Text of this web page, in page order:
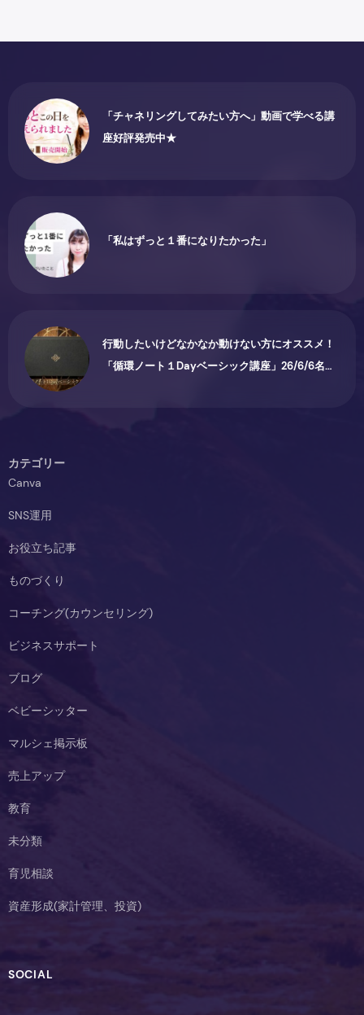
「チャネリングしてみたい方へ」動画で学べる講
座好評発売中★
「私はずっと１番になりたかった」
行動したいけどなかなか動けない方にオススメ！
「循環ノート１Dayベーシック講座」26/6/6名古
カテゴリー
Canva
SNS運用
お役立ち記事
ものづくり
コーチング(カウンセリング)
ビジネスサポート
ブログ
ベビーシッター
マルシェ掲示板
売上アップ
教育
未分類
育児相談
資産形成(家計管理、投資)
SOCIAL